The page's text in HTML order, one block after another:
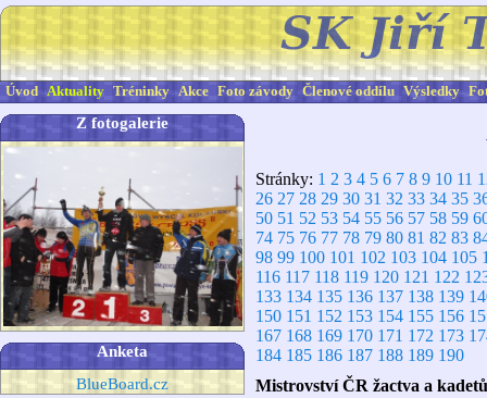
Úvod Aktuality Tréninky Akce Foto závody Členové oddílu Výsledky
Z fotogalerie
Anketa
BlueBoard.cz
Stránky: 1 2 3 4 5 6 7 8 9 10 11
26 27 28 29 30 31 32 33 34 35
50 51 52 53 54 55 56 57 58 59
74 75 76 77 78 79 80 81 82 83
98 99 100 101 102 103 104 105
116 117 118 119 120 121 122
133 134 135 136 137 138 139
150 151 152 153 154 155 156
167 168 169 170 171 172 173
184 185 186 187 188 189 190
Mistrovství ČR žactva a